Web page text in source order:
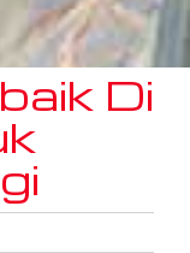
Di